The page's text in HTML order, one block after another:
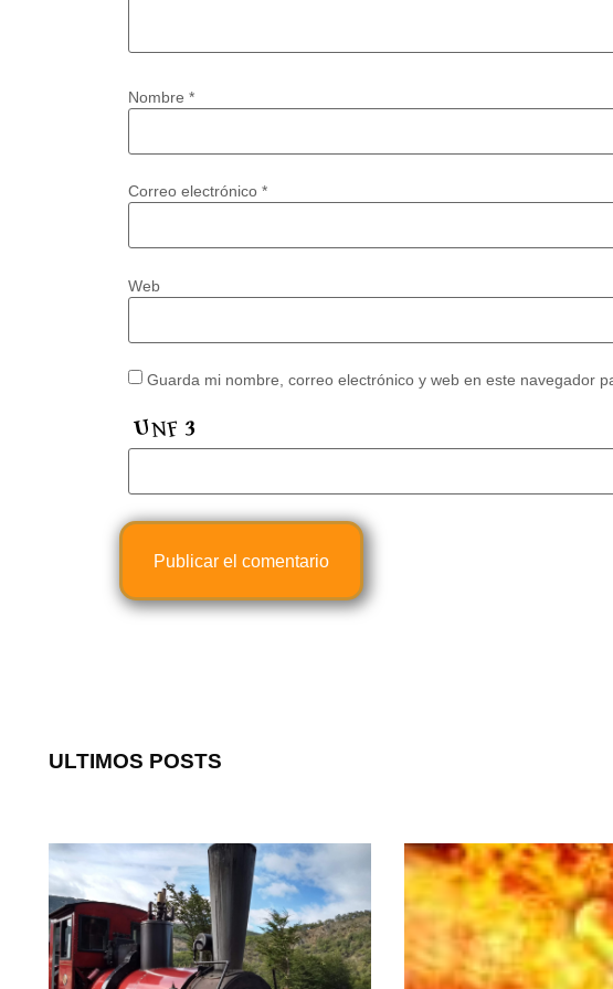
Nombre *
Correo electrónico *
Web
Guarda mi nombre, correo electrónico y web en este navegador
ULTIMOS POSTS